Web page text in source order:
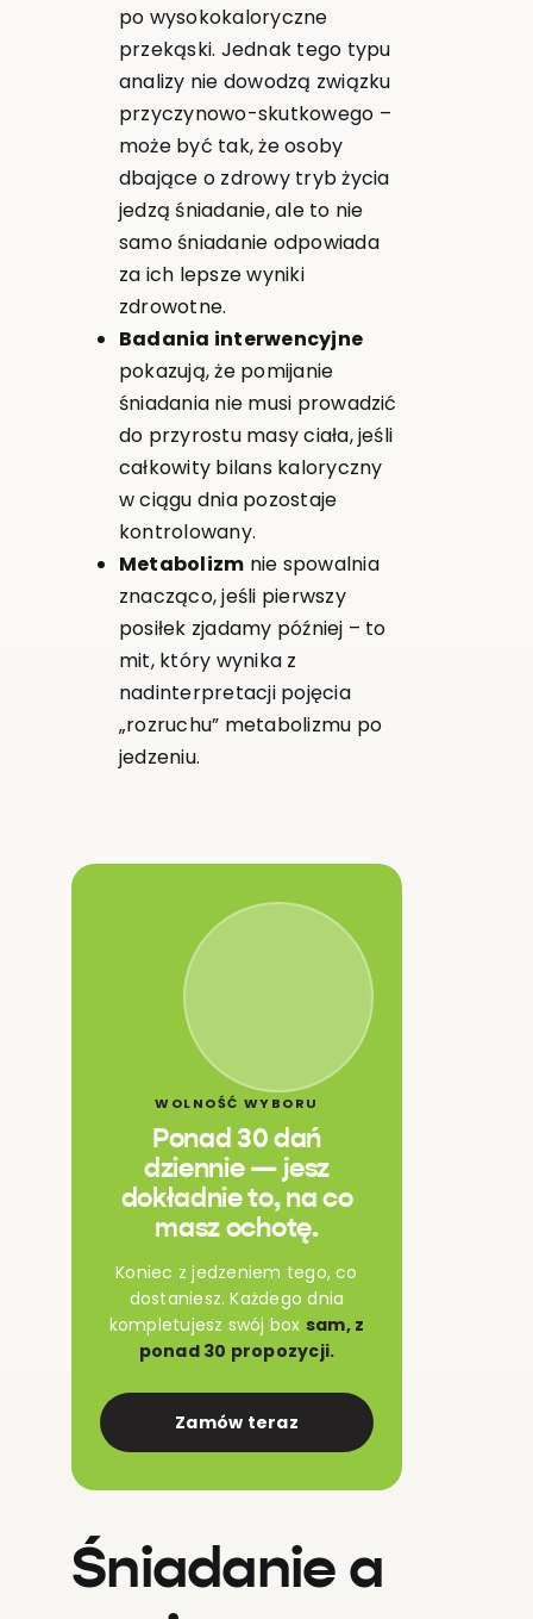
po wysokokaloryczne
przekąski. Jednak tego typu
analizy nie dowodzą związku
przyczynowo-skutkowego –
może być tak, że osoby
dbające o zdrowy tryb życia
jedzą śniadanie, ale to nie
samo śniadanie odpowiada
za ich lepsze wyniki
zdrowotne.
Badania interwencyjne
pokazują, że pomijanie
śniadania nie musi prowadzić
do przyrostu masy ciała, jeśli
całkowity bilans kaloryczny
w ciągu dnia pozostaje
kontrolowany.
Metabolizm nie spowalnia
znacząco, jeśli pierwszy
posiłek zjadamy później – to
mit, który wynika z
nadinterpretacji pojęcia
„rozruchu” metabolizmu po
jedzeniu.
WOLNOŚĆ WYBORU
Ponad 30 dań
dziennie — jesz
dokładnie to, na co
masz ochotę.
Koniec z jedzeniem tego, co
dostaniesz. Każdego dnia
kompletujesz swój box sam, z
ponad 30 propozycji.
Zamów teraz
Śniadanie a